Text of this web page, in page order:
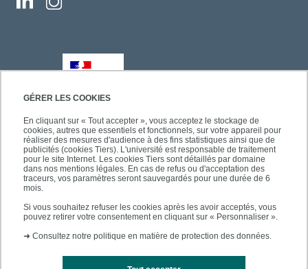
GÉRER LES COOKIES
En cliquant sur « Tout accepter », vous acceptez le stockage de
cookies, autres que essentiels et fonctionnels, sur votre appareil pour
réaliser des mesures d'audience à des fins statistiques ainsi que de
publicités (cookies Tiers). L'université est responsable de traitement
pour le site Internet. Les cookies Tiers sont détaillés par domaine
dans nos mentions légales. En cas de refus ou d'acceptation des
traceurs, vos paramètres seront sauvegardés pour une durée de 6
mois.
Si vous souhaitez refuser les cookies après les avoir acceptés, vous
pouvez retirer votre consentement en cliquant sur « Personnaliser ».
➜ Consultez notre politique en matière de protection des données.